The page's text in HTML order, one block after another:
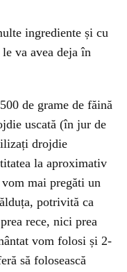
ingrediente și cu
va avea deja în
de grame de făină
uscată (în jur de
drojdie
la aproximativ
vom mai pregăti un
potrivită ca
rece, nici prea
vom folosi și 2-
să folosească